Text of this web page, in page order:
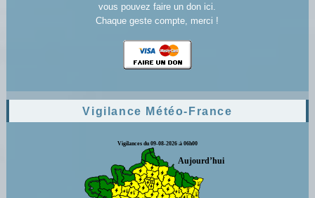
vous pouvez faire un don ici.
Chaque geste compte, merci !
Vigilance Météo-France